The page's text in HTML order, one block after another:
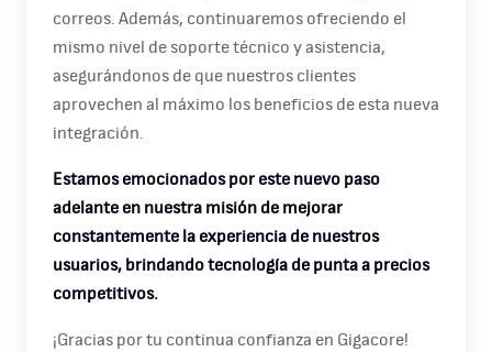
correos. Además, continuaremos ofreciendo el
mismo nivel de soporte técnico y asistencia,
asegurándonos de que nuestros clientes
aprovechen al máximo los beneficios de esta nueva
integración.
Estamos emocionados por este nuevo paso
adelante en nuestra misión de mejorar
constantemente la experiencia de nuestros
usuarios, brindando tecnología de punta a precios
competitivos.
¡Gracias por tu continua confianza en Gigacore!